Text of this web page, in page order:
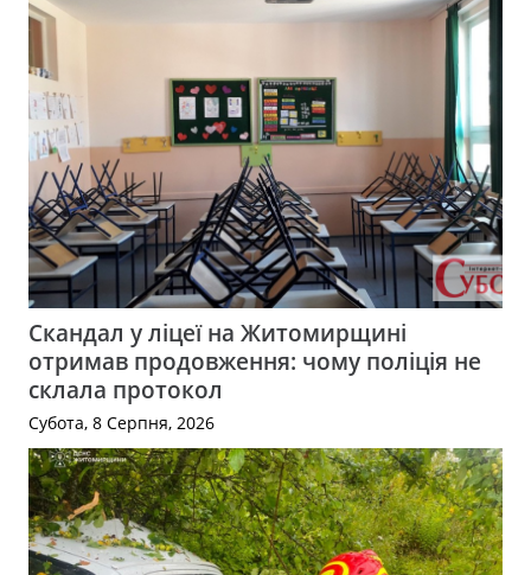
Скандал у ліцеї на Житомирщині
отримав продовження: чому поліція не
склала протокол
Субота, 8 Серпня, 2026